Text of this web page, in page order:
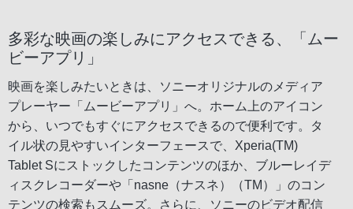
多彩な映画の楽しみにアクセスできる、「ムー
ビーアプリ」
映画を楽しみたいときは、ソニーオリジナルのメディア
プレーヤー「ムービーアプリ」へ。ホーム上のアイコン
から、いつでもすぐにアクセスできるので便利です。タ
イル状の見やすいインターフェースで、Xperia(TM)
Tablet Sにストックしたコンテンツのほか、ブルーレイデ
ィスクレコーダーや「nasne（ナスネ）（TM）」のコン
テンツの検索もスムーズ。さらに、ソニーのビデオ配信